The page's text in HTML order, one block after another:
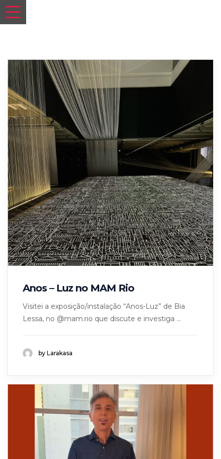
Anos – Luz no MAM Rio
Visitei a exposição/instalação “Anos-Luz” de Bia
Lessa, no @mam.rio que discute e investiga ...
by Larakasa